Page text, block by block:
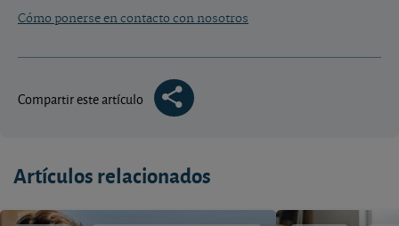
Cómo ponerse en contacto con nosotros
Compartir este artículo
Artículos relacionados